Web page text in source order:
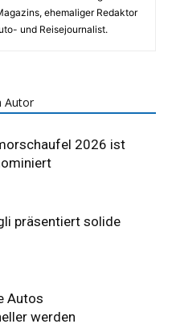
ehemaliger Redaktor
und Reisejournalist.
Autor
2026 ist
präsentiert solide
Autos
werden